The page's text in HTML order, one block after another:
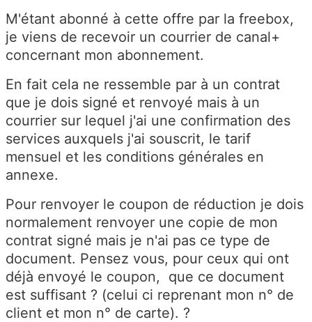
M'étant abonné à cette offre par la freebox,
je viens de recevoir un courrier de canal+
concernant mon abonnement.
En fait cela ne ressemble par à un contrat
que je dois signé et renvoyé mais à un
courrier sur lequel j'ai une confirmation des
services auxquels j'ai souscrit, le tarif
mensuel et les conditions générales en
annexe.
Pour renvoyer le coupon de réduction je dois
normalement renvoyer une copie de mon
contrat signé mais je n'ai pas ce type de
document. Pensez vous, pour ceux qui ont
déjà envoyé le coupon, que ce document
est suffisant ? (celui ci reprenant mon n° de
client et mon n° de carte). ?